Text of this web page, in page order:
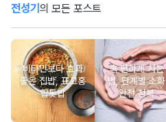
전성기 의 모든 포스트
비타민보다 효과
좋은 집밥, 표고홍
합톳밥
속 편하게 사는
법, 단계별 소화
완전 정복